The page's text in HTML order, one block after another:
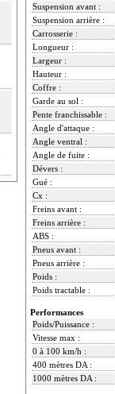
Suspension avant :
Suspension arrière :
Carrosserie :
Longueur :
Largeur :
Hauteur :
Coffre :
Garde au sol :
Pente franchissable :
Angle d'attaque :
Angle ventral :
Angle de fuite :
Dévers :
Gué :
Cx :
Freins avant :
Freins arrière :
ABS :
Pneus avant :
Pneus arrière :
Poids :
Poids tractable :
Performances
Poids/Puissance :
Vitesse max :
0 à 100 km/h :
400 mètres DA :
1000 mètres DA :